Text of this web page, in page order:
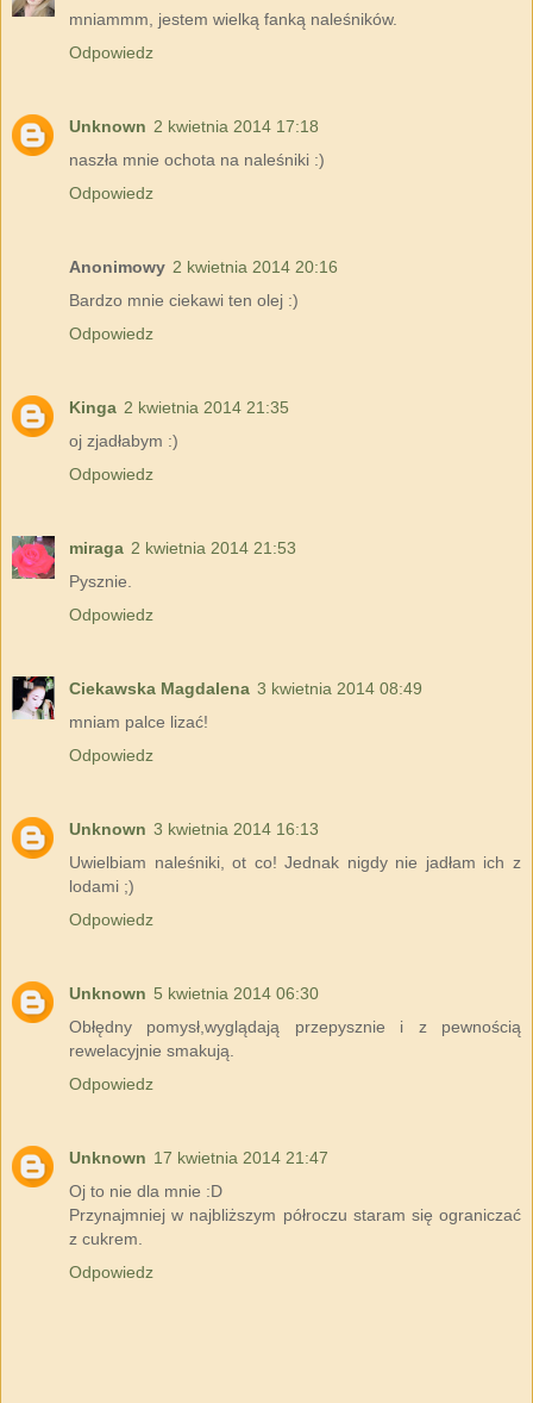
mniammm, jestem wielką fanką naleśników.
Odpowiedz
Unknown 2 kwietnia 2014 17:18
naszła mnie ochota na naleśniki :)
Odpowiedz
Anonimowy 2 kwietnia 2014 20:16
Bardzo mnie ciekawi ten olej :)
Odpowiedz
Kinga 2 kwietnia 2014 21:35
oj zjadłabym :)
Odpowiedz
miraga 2 kwietnia 2014 21:53
Pysznie.
Odpowiedz
Ciekawska Magdalena 3 kwietnia 2014 08:49
mniam palce lizać!
Odpowiedz
Unknown 3 kwietnia 2014 16:13
Uwielbiam naleśniki, ot co! Jednak nigdy nie jadłam ich z
lodami ;)
Odpowiedz
Unknown 5 kwietnia 2014 06:30
Obłędny pomysł,wyglądają przepysznie i z pewnością
rewelacyjnie smakują.
Odpowiedz
Unknown 17 kwietnia 2014 21:47
Oj to nie dla mnie :D
Przynajmniej w najbliższym półroczu staram się ograniczać
z cukrem.
Odpowiedz